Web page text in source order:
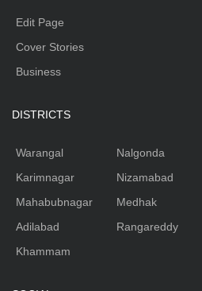
Edit Page
Cover Stories
Business
DISTRICTS
Warangal
Karimnagar
Mahabubnagar
Adilabad
Khammam
Nalgonda
Nizamabad
Medhak
Rangareddy